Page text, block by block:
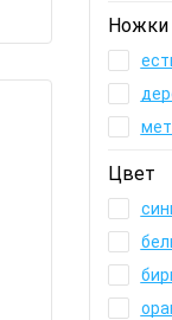
Ножки
Цвет